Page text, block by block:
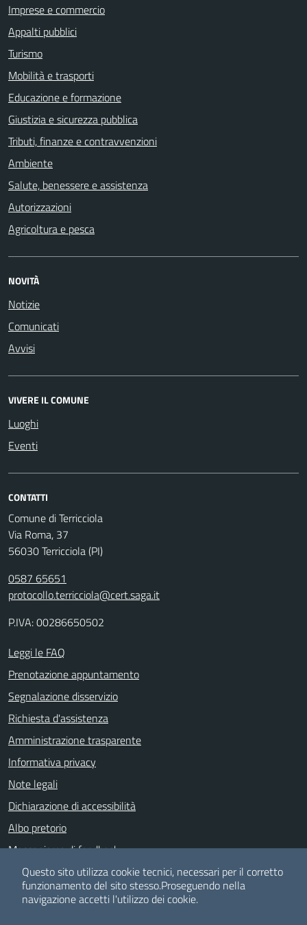
Imprese e commercio
Appalti pubblici
Turismo
Mobilità e trasporti
Educazione e formazione
Giustizia e sicurezza pubblica
Tributi, finanze e contravvenzioni
Ambiente
Salute, benessere e assistenza
Autorizzazioni
Agricoltura e pesca
NOVITÀ
Notizie
Comunicati
Avvisi
VIVERE IL COMUNE
Luoghi
Eventi
CONTATTI
Comune di Terricciola
Via Roma, 37
56030 Terricciola (PI)
0587 65651
protocollo.terricciola@cert.saga.it
P.IVA: 00286650502
Leggi le FAQ
Prenotazione appuntamento
Segnalazione disservizio
Richiesta d'assistenza
Amministrazione trasparente
Informativa privacy
Note legali
Dichiarazione di accessibilità
Albo pretorio
Meccanismo di feedback
Piano di Miglioramento dei servizi
Questo sito utilizza cookie tecnici, necessari per il corretto
funzionamento del sito stesso.Proseguendo nella
navigazione accetti l'utilizzo dei cookie.